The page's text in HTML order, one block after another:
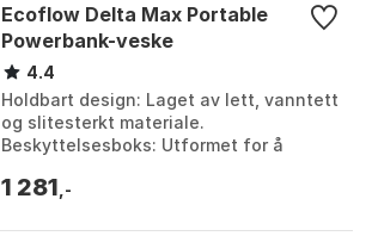
Ecoflow Delta Max Portable
Powerbank-veske
4.4
Holdbart design: Laget av lett, vanntett
og slitesterkt materiale.
Beskyttelsesboks: Utformet for å
Størrelse: One Size.
1 281 ,-